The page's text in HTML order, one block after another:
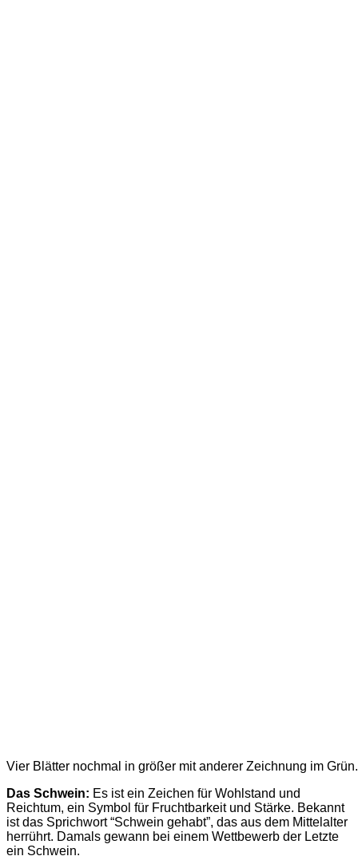
Vier Blätter nochmal in größer mit anderer Zeichnung im Grün.
Das Schwein: Es ist ein Zeichen für Wohlstand und
Reichtum, ein Symbol für Fruchtbarkeit und Stärke. Bekannt
ist das Sprichwort “Schwein gehabt”, das aus dem Mittelalter
herrührt. Damals gewann bei einem Wettbewerb der Letzte
ein Schwein.